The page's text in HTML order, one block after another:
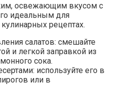
освежающим вкусом с
идеальным для
рецептах.
салатов: смешайте
и легкой заправкой из
сока.
используйте его в
или в